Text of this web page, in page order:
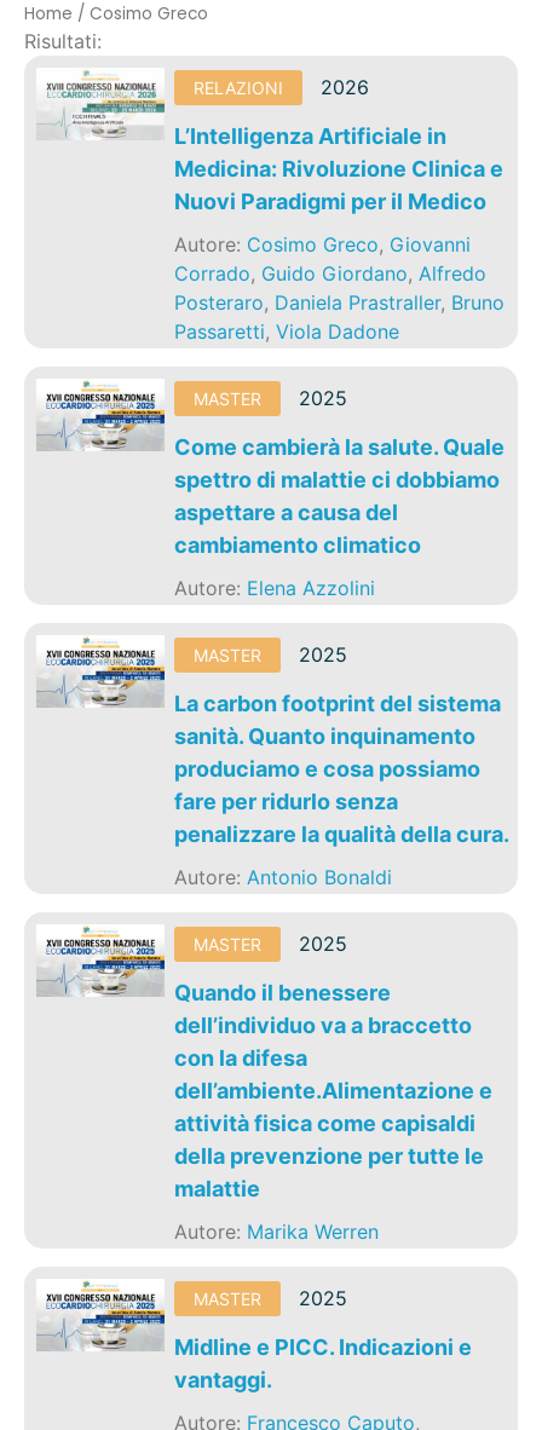
Home / Cosimo Greco
Risultati:
RELAZIONI 2026
L’Intelligenza Artificiale in
Medicina: Rivoluzione Clinica e
Nuovi Paradigmi per il Medico
Autore: Cosimo Greco, Giovanni
Corrado, Guido Giordano,Alfredo
Posteraro, Daniela Prastraller, Bruno
Passaretti,Viola Dadone
MASTER 2025
Come cambierà la salute. Quale
spettro di malattie ci dobbiamo
aspettare a causa del
cambiamento climatico
Autore: Elena Azzolini
MASTER 2025
La carbon footprint del sistema
sanità. Quanto inquinamento
produciamo e cosa possiamo
fare per ridurlo senza
penalizzare la qualità della cura.
Autore:Antonio Bonaldi
MASTER 2025
Quando il benessere
dell’individuo va a braccetto
con la difesa
dell’ambiente.Alimentazione e
attività fisica come capisaldi
della prevenzione per tutte le
malattie
Autore: Marika Werren
MASTER 2025
Midline e PICC. Indicazioni e
vantaggi.
Autore: Francesco Caputo,